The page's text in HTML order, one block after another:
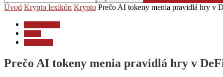
Úvod Krypto lexikón Krypto Prečo AI tokeny menia pravidlá hry v
Prečo AI tokeny menia pravidlá hry v